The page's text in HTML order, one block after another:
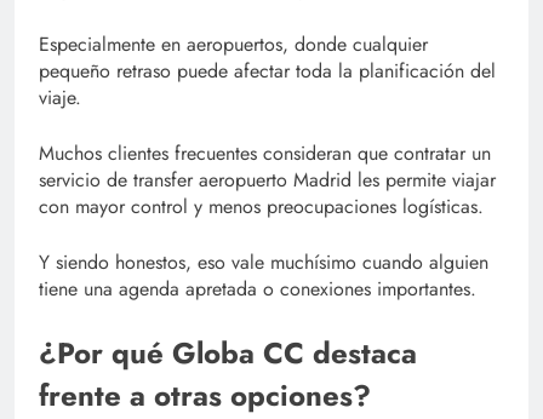
Especialmente en aeropuertos, donde cualquier
pequeño retraso puede afectar toda la planificación del
viaje.
Muchos clientes frecuentes consideran que contratar un
servicio de transfer aeropuerto Madrid les permite viajar
con mayor control y menos preocupaciones logísticas.
Y siendo honestos, eso vale muchísimo cuando alguien
tiene una agenda apretada o conexiones importantes.
¿Por qué Globa CC destaca
frente a otras opciones?